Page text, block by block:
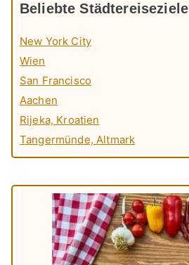
Beliebte Städtereiseziele
New York City
Wien
San Francisco
Aachen
Rijeka, Kroatien
Tangermünde, Altmark